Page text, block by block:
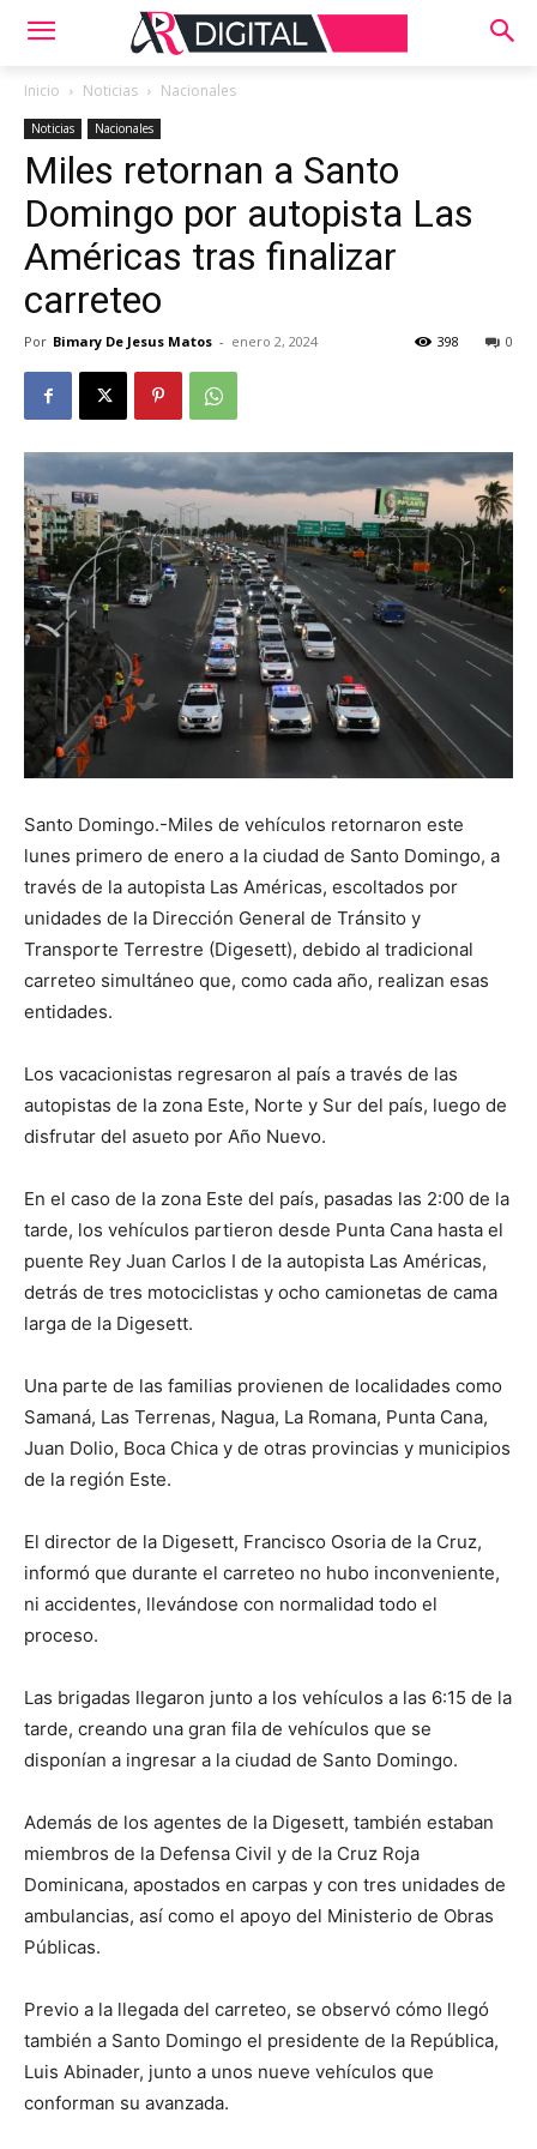
Inicio Noticias Nacionales
Noticias Nacionales
Miles retornan a Santo
Domingo por autopista Las
Américas tras finalizar
carreteo
Por Bimary De Jesus Matos - enero 2, 2024 0
398
Santo Domingo.-Miles de vehículos retornaron este
lunes primero de enero a la ciudad de Santo Domingo, a
través de la autopista Las Américas, escoltados por
unidades de la Dirección General de Tránsito y
Transporte Terrestre (Digesett), debido al tradicional
carreteo simultáneo que, como cada año, realizan esas
entidades.
Los vacacionistas regresaron al país a través de las
autopistas de la zona Este, Norte y Sur del país, luego de
disfrutar del asueto por Año Nuevo.
En el caso de la zona Este del país, pasadas las 2:00 de la
tarde, los vehículos partieron desde Punta Cana hasta el
puente Rey Juan Carlos I de la autopista Las Américas,
detrás de tres motociclistas y ocho camionetas de cama
larga de la Digesett.
Una parte de las familias provienen de localidades como
Samaná, Las Terrenas, Nagua, La Romana, Punta Cana,
Juan Dolio, Boca Chica y de otras provincias y municipios
de la región Este.
El director de la Digesett, Francisco Osoria de la Cruz,
informó que durante el carreteo no hubo inconveniente,
ni accidentes, llevándose con normalidad todo el
proceso.
Las brigadas llegaron junto a los vehículos a las 6:15 de la
tarde, creando una gran fila de vehículos que se
disponían a ingresar a la ciudad de Santo Domingo.
Además de los agentes de la Digesett, también estaban
miembros de la Defensa Civil y de la Cruz Roja
Dominicana, apostados en carpas y con tres unidades de
ambulancias, así como el apoyo del Ministerio de Obras
Públicas.
Previo a la llegada del carreteo, se observó cómo llegó
también a Santo Domingo el presidente de la República,
Luis Abinader, junto a unos nueve vehículos que
conforman su avanzada.